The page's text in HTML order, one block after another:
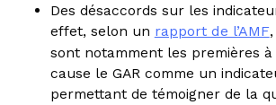
Des désaccords sur les
effet, selon un rapport de l’AMF
sont notamment les premières
cause le GAR comme un
permettant de témoigner de la